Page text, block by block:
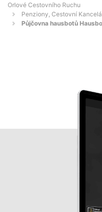
Orlové Cestovního Ruchu
Penziony, Cestovní
Půjčovna hausbotů